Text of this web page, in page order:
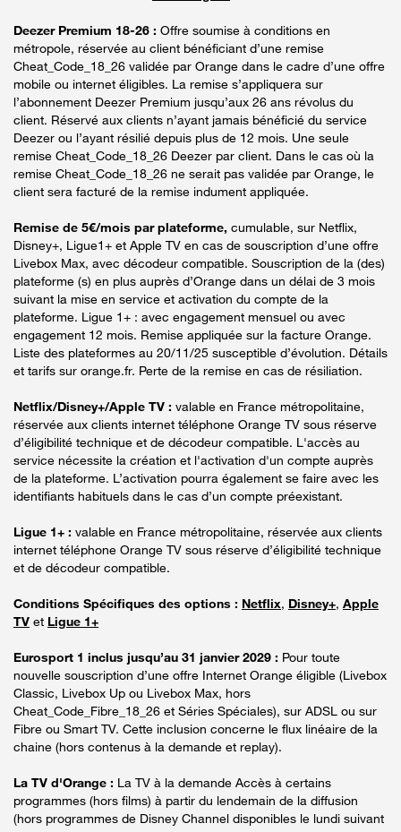
Deezer Premium 18-26 : Offre soumise à conditions en
métropole, réservée au client bénéficiant d’une remise
Cheat_Code_18_26 validée par Orange dans le cadre d’une offre
mobile ou internet éligibles. La remise s’appliquera sur
l’abonnement Deezer Premium jusqu’aux 26 ans révolus du
client. Réservé aux clients n’ayant jamais bénéficié du service
Deezer ou l’ayant résilié depuis plus de 12 mois. Une seule
remise Cheat_Code_18_26 Deezer par client. Dans le cas où la
remise Cheat_Code_18_26 ne serait pas validée par Orange, le
client sera facturé de la remise indument appliquée.
Remise de 5€/mois par plateforme, cumulable, sur Netflix,
Disney+, Ligue1+ et Apple TV en cas de souscription d’une offre
Livebox Max, avec décodeur compatible. Souscription de la (des)
plateforme (s) en plus auprès d’Orange dans un délai de 3 mois
suivant la mise en service et activation du compte de la
plateforme. Ligue 1+ : avec engagement mensuel ou avec
engagement 12 mois. Remise appliquée sur la facture Orange.
Liste des plateformes au 20/11/25 susceptible d’évolution. Détails
et tarifs sur orange.fr. Perte de la remise en cas de résiliation.
Netflix/Disney+/Apple TV : valable en France métropolitaine,
réservée aux clients internet téléphone Orange TV sous réserve
d’éligibilité technique et de décodeur compatible. L'accès au
service nécessite la création et l'activation d'un compte auprès
de la plateforme. L’activation pourra également se faire avec les
identifiants habituels dans le cas d’un compte préexistant.
Ligue 1+ : valable en France métropolitaine, réservée aux clients
internet téléphone Orange TV sous réserve d’éligibilité technique
et de décodeur compatible.
Conditions Spécifiques des options : Netflix, Disney+, Apple
TV et Ligue 1+
Eurosport 1 inclus jusqu’au 31 janvier 2029 : Pour toute
nouvelle souscription d’une offre Internet Orange éligible (Livebox
Classic, Livebox Up ou Livebox Max, hors
Cheat_Code_Fibre_18_26 et Séries Spéciales), sur ADSL ou sur
Fibre ou Smart TV. Cette inclusion concerne le flux linéaire de la
chaine (hors contenus à la demande et replay).
La TV d'Orange : La TV à la demande Accès à certains
programmes (hors films) à partir du lendemain de la diffusion
(hors programmes de Disney Channel disponibles le lundi suivant